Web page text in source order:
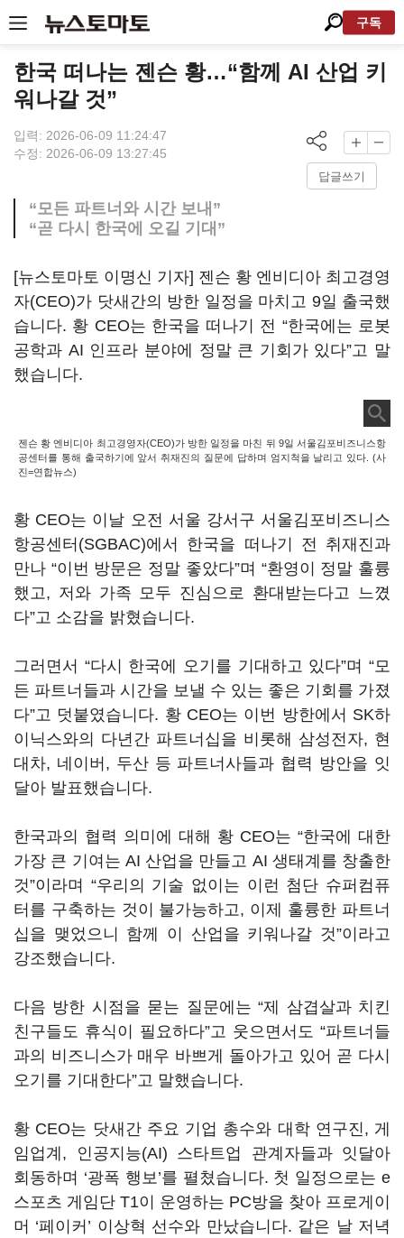
구독
한국 떠나는 젠슨 황…“함께 AI 산업 키
워나갈 것”
입력: 2026-06-09 11:24:47
수정: 2026-06-09 13:27:45
답글쓰기
“모든 파트너와 시간 보내”
“곧 다시 한국에 오길 기대”
[뉴스토마토 이명신 기자] 젠슨 황 엔비디아 최고경영
자(CEO)가 닷새간의 방한 일정을 마치고 9일 출국했
습니다. 황 CEO는 한국을 떠나기 전 “한국에는 로봇
공학과 AI 인프라 분야에 정말 큰 기회가 있다”고 말
했습니다.
젠슨 황 엔비디아 최고경영자(CEO)가 방한 일정을 마친 뒤 9일 서울김포비즈니스항
공센터를 통해 출국하기에 앞서 취재진의 질문에 답하며 엄지척을 날리고 있다. (사
진=연합뉴스)
황 CEO는 이날 오전 서울 강서구 서울김포비즈니스
항공센터(SGBAC)에서 한국을 떠나기 전 취재진과
만나 “이번 방문은 정말 좋았다”며 “환영이 정말 훌륭
했고, 저와 가족 모두 진심으로 환대받는다고 느꼈
다”고 소감을 밝혔습니다.
그러면서 “다시 한국에 오기를 기대하고 있다”며 “모
든 파트너들과 시간을 보낼 수 있는 좋은 기회를 가졌
다”고 덧붙였습니다. 황 CEO는 이번 방한에서 SK하
이닉스와의 다년간 파트너십을 비롯해 삼성전자, 현
대차, 네이버, 두산 등 파트너사들과 협력 방안을 잇
달아 발표했습니다.
한국과의 협력 의미에 대해 황 CEO는 “한국에 대한
가장 큰 기여는 AI 산업을 만들고 AI 생태계를 창출한
것”이라며 “우리의 기술 없이는 이런 첨단 슈퍼컴퓨
터를 구축하는 것이 불가능하고, 이제 훌륭한 파트너
십을 맺었으니 함께 이 산업을 키워나갈 것”이라고
강조했습니다.
다음 방한 시점을 묻는 질문에는 “제 삼겹살과 치킨
친구들도 휴식이 필요하다”고 웃으면서도 “파트너들
과의 비즈니스가 매우 바쁘게 돌아가고 있어 곧 다시
오기를 기대한다”고 말했습니다.
황 CEO는 닷새간 주요 기업 총수와 대학 연구진, 게
임업계, 인공지능(AI) 스타트업 관계자들과 잇달아
회동하며 ‘광폭 행보’를 펼쳤습니다. 첫 일정으로는 e
스포츠 게임단 T1이 운영하는 PC방을 찾아 프로게이
머 ‘페이커’ 이상혁 선수와 만났습니다. 같은 날 저녁